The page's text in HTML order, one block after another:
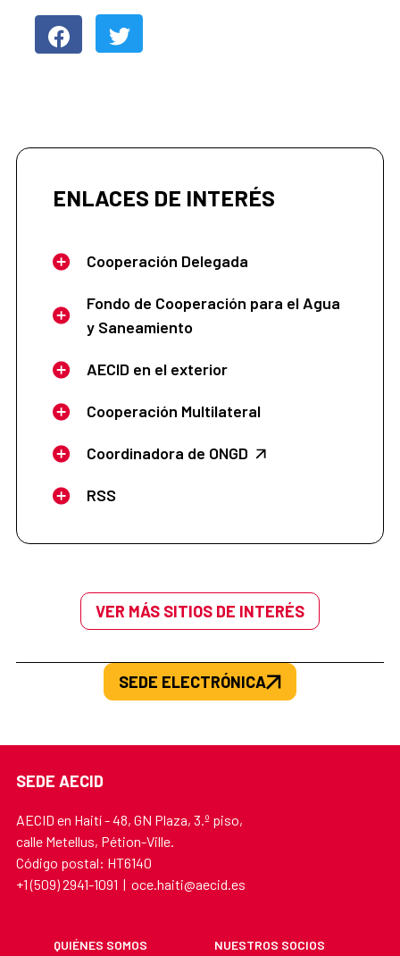
ENLACES DE INTERÉS
Cooperación Delegada
Fondo de Cooperación para el Agua
y Saneamiento
AECID en el exterior
Cooperación Multilateral
Coordinadora de ONGD
RSS
VER MÁS SITIOS DE INTERÉS
SEDE ELECTRÓNICA
SEDE AECID
AECID en Haití - 48, GN Plaza, 3.º piso,
calle Metellus, Pétion-Ville.
Código postal: HT6140
+1 (509) 2941-1091 | oce.haiti@aecid.es
QUIÉNES SOMOS NUESTROS SOCIOS